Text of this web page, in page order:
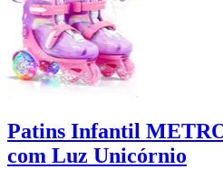
Patins Infantil
com Luz Unicórnio